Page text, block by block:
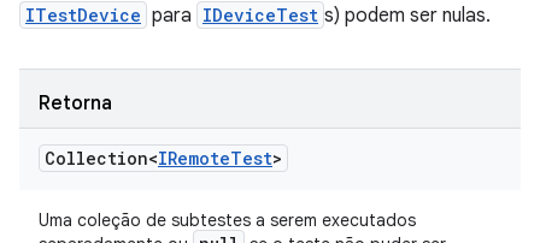
ITestDevice para IDeviceTest s) podem ser nulas.
Retorna
Collection<IRemoteTest>
Uma coleção de subtestes a serem executados